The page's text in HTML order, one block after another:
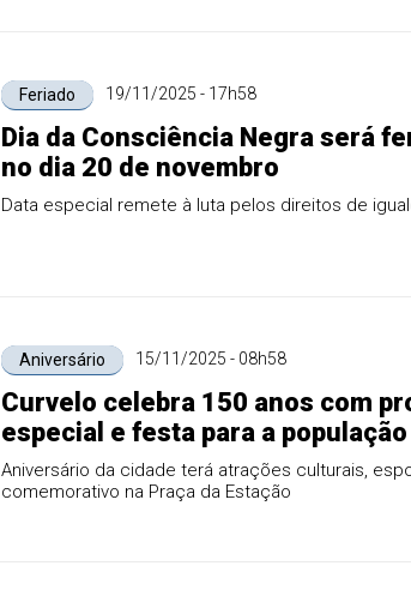
Feriado 19/11/2025 - 17h58
Dia da Consciência Negra será
no dia 20 de novembro
Data especial remete à luta pelos direitos de
Aniversário 15/11/2025 - 08h58
Curvelo celebra 150 anos com
especial e festa para a
(15)
Aniversário da cidade terá atrações culturais,
comemorativo na Praça da Estação